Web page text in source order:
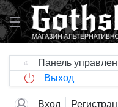
Панель
Выход
Вход